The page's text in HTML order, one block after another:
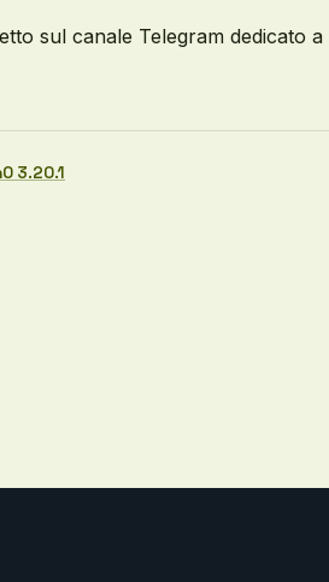
sul canale Telegram dedicato a
3.20.1